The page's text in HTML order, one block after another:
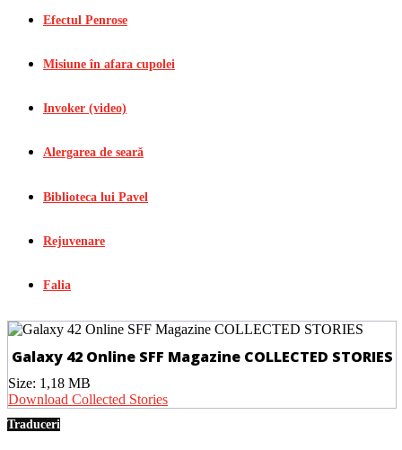
Efectul Penrose
Misiune în afara cupolei
Invoker (video)
Alergarea de seară
Biblioteca lui Pavel
Rejuvenare
Falia
Galaxy 42 Online SFF Magazine COLLECTED STORIES
Size: 1,18 MB
Download Collected Stories
Traduceri